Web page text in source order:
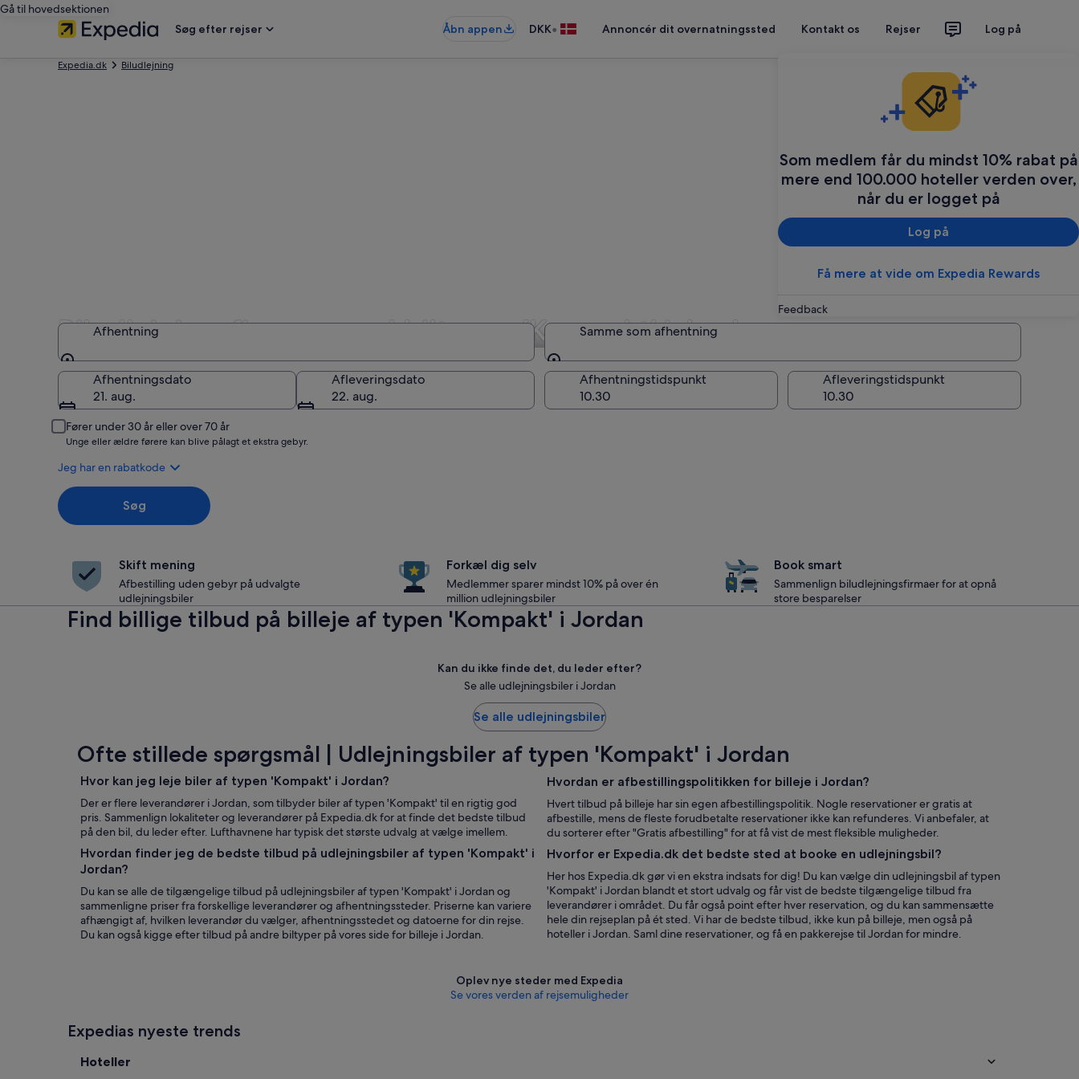
Gå til hovedsektionen
Søg efter rejser
Åbn appen DKK• Annoncér dit overnatningssted Kontakt os Rejser Log på
Som medlem får du mindst 10% rabat på
mere end 100.000 hoteller verden over,
når du er logget på
Log på
Få mere at vide om Expedia Rewards
Feedback
Expedia.dk Biludlejning
Biludlejningsfirmaer med biltypen 'Kompakt' i Jordan
Afhentning
Afhentning
Samme som afhentning
Samme som afhentning
Afhentningsdato
21. aug.
Afleveringsdato
22. aug.
Afhentningstidspunkt Afleveringstidspunkt
Fører under 30 år eller over 70 år
Unge eller ældre førere kan blive pålagt et ekstra gebyr.
Jeg har en rabatkode
Søg
Skift mening
Afbestilling uden gebyr på udvalgte
udlejningsbiler
Forkæl dig selv
Medlemmer sparer mindst 10% på over én
million udlejningsbiler
Book smart
Sammenlign biludlejningsfirmaer for at opnå
store besparelser
Find billige tilbud på billeje af typen 'Kompakt' i Jordan
Kan du ikke finde det, du leder efter?
Se alle udlejningsbiler i Jordan
Se alle udlejningsbiler
Ofte stillede spørgsmål | Udlejningsbiler af typen 'Kompakt' i Jordan
Hvor kan jeg leje biler af typen 'Kompakt' i Jordan?
Der er flere leverandører i Jordan, som tilbyder biler af typen 'Kompakt' til en rigtig god
pris. Sammenlign lokaliteter og leverandører på Expedia.dk for at finde det bedste tilbud
på den bil, du leder efter. Lufthavnene har typisk det største udvalg at vælge imellem.
Hvordan finder jeg de bedste tilbud på udlejningsbiler af typen 'Kompakt' i
Jordan?
Du kan se alle de tilgængelige tilbud på udlejningsbiler af typen 'Kompakt' i Jordan og
sammenligne priser fra forskellige leverandører og afhentningssteder. Priserne kan variere
afhængigt af, hvilken leverandør du vælger, afhentningsstedet og datoerne for din rejse.
Du kan også kigge efter tilbud på andre biltyper på vores side for billeje i Jordan.
Hvordan er afbestillingspolitikken for billeje i Jordan?
Hvert tilbud på billeje har sin egen afbestillingspolitik. Nogle reservationer er gratis at
afbestille, mens de fleste forudbetalte reservationer ikke kan refunderes. Vi anbefaler, at
du sorterer efter "Gratis afbestilling" for at få vist de mest fleksible muligheder.
Hvorfor er Expedia.dk det bedste sted at booke en udlejningsbil?
Her hos Expedia.dk gør vi en ekstra indsats for dig! Du kan vælge din udlejningsbil af typen
'Kompakt' i Jordan blandt et stort udvalg og får vist de bedste tilgængelige tilbud fra
leverandører i området. Du får også point efter hver reservation, og du kan sammensætte
hele din rejseplan på ét sted. Vi har de bedste tilbud, ikke kun på billeje, men også på
hoteller i Jordan. Saml dine reservationer, og få en pakkerejse til Jordan for mindre.
Oplev nye steder med Expedia
Se vores verden af ​​rejsemuligheder
Expedias nyeste trends
Hoteller